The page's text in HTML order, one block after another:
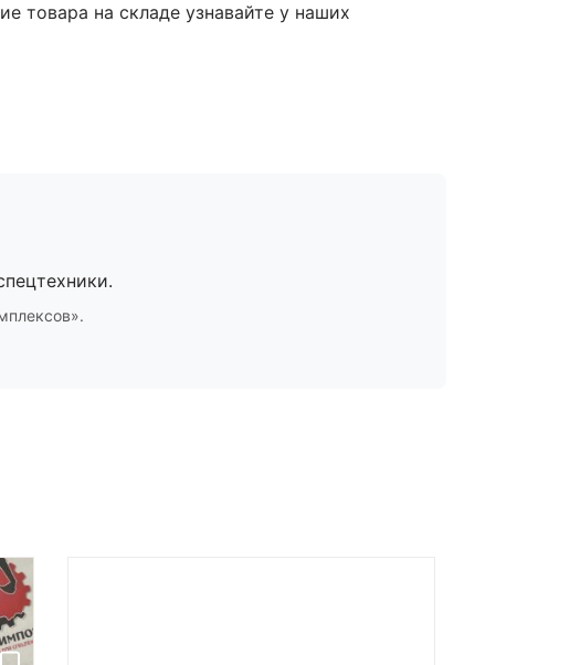
товара на складе узнавайте у наших